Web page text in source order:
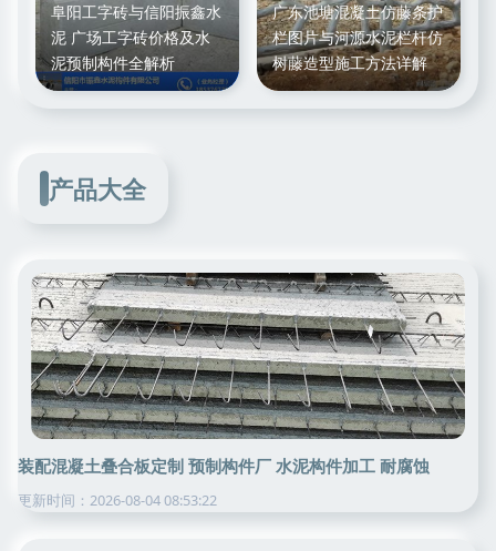
阜阳工字砖与信阳振鑫水
泥 广场工字砖价格及水
泥预制构件全解析
广东池塘混凝土仿藤条护
栏图片与河源水泥栏杆仿
树藤造型施工方法详解
产品大全
装配混凝土叠合板定制 预制构件厂 水泥构件加工 耐腐蚀
更新时间：2026-08-04 08:53:22